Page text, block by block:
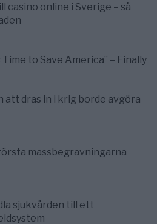
casino online i Sverige – så
Time to Save America” – Finally
att dras in i krig borde avgöra
massbegravningarna
sjukvården till ett